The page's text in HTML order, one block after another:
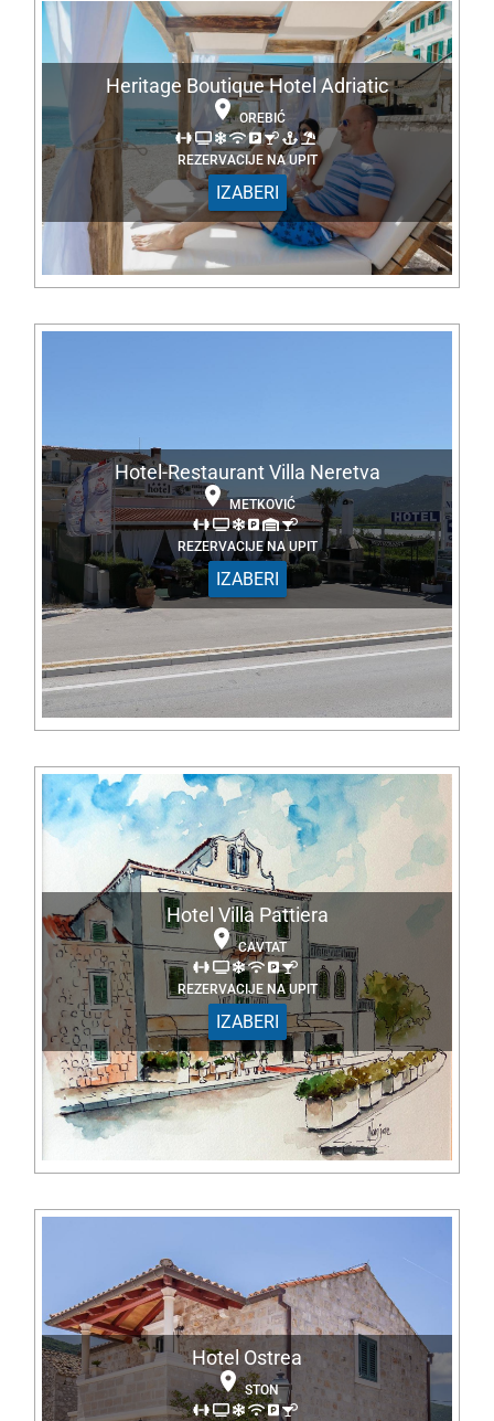
Heritage Boutique Hotel Adriatic
OREBIĆ
REZERVACIJE NA UPIT
IZABERI
Hotel-Restaurant Villa Neretva
METKOVIĆ
REZERVACIJE NA UPIT
IZABERI
Hotel Villa Pattiera
CAVTAT
REZERVACIJE NA UPIT
IZABERI
Hotel Ostrea
STON